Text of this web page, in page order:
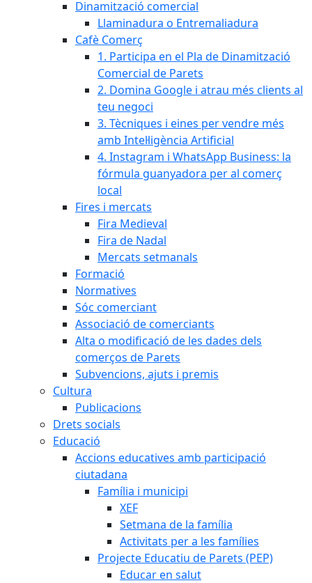
Dinamització comercial
Llaminadura o Entremaliadura
Cafè Comerç
1. Participa en el Pla de Dinamització
Comercial de Parets
2. Domina Google i atrau més clients al
teu negoci
3. Tècniques i eines per vendre més
amb Intel·ligència Artificial
4. Instagram i WhatsApp Business: la
fórmula guanyadora per al comerç
local
Fires i mercats
Fira Medieval
Fira de Nadal
Mercats setmanals
Formació
Normatives
Sóc comerciant
Associació de comerciants
Alta o modificació de les dades dels
comerços de Parets
Subvencions, ajuts i premis
Cultura
Publicacions
Drets socials
Educació
Accions educatives amb participació
ciutadana
Família i municipi
XEF
Setmana de la família
Activitats per a les famílies
Projecte Educatiu de Parets (PEP)
Educar en salut